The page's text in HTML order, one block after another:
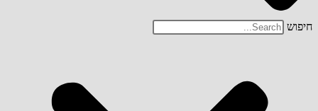
חיפוש